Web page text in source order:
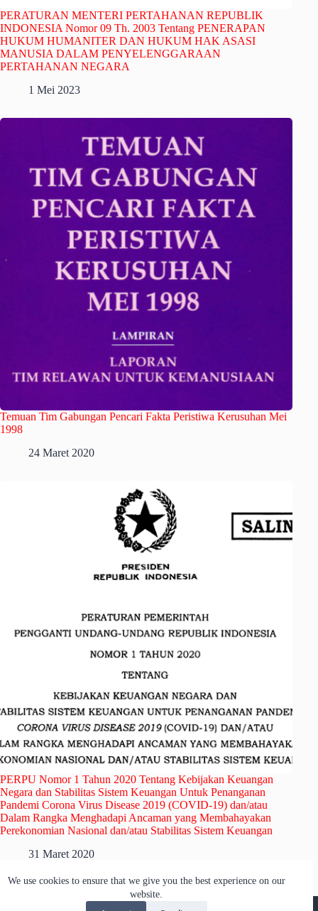
We use cookies to ensure that we give you the best experience on our
website.
PERATURAN MENTERI PERTAHANAN REPUBLIK
INDONESIA Nomor 09 Th. 2003 Tentang PENERAPAN
HUKUM HUMANITER DAN HUKUM HAK ASASI
MANUSIA DALAM PENYELENGGARAAN
PERTAHANAN NEGARA
1 Mei 2023
Temuan Tim Gabungan Pencari Fakta Peristiwa Kerusuhan Mei
1998
24 Maret 2020
PERPU Nomor 1 Tahun 2020 Tentang Kebijakan Keuangan
Negara dan Stabilitas Sistem Keuangan Untuk Penanganan
Pandemi Corona Virus Disease 2019 (COVID-19) dan/atau
Dalam Rangka Menghadapi Ancaman yang Membahayakan
Perekonomian Nasional dan/atau Stabilitas Sistem Keuangan
31 Maret 2020
© 2026 - Federasi KontraS